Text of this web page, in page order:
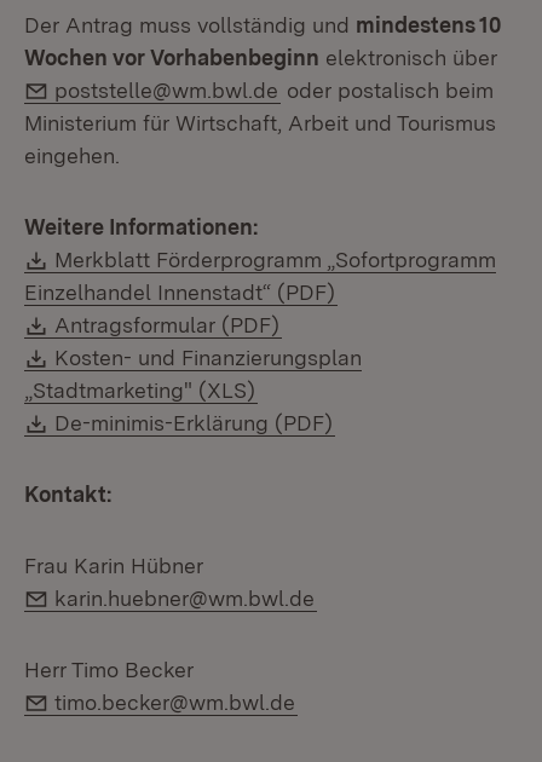
Der Antrag muss vollständig und mindestens 10
Wochen vor Vorhabenbeginn elektronisch über
E-Mail:
poststelle@wm.bwl.de oder postalisch beim
Ministerium für Wirtschaft, Arbeit und Tourismus
eingehen.
Weitere Informationen:
Download:
Merkblatt Förderprogramm „Sofortprogramm
Einzelhandel Innenstadt“ (PDF)
Download:
Antragsformular (PDF)
Download:
Kosten- und Finanzierungsplan
„Stadtmarketing" (XLS)
Download:
De-minimis-Erklärung (PDF)
Kontakt:
Frau Karin Hübner
E-Mail:
karin.huebner@wm.bwl.de
Herr Timo Becker
E-Mail:
timo.becker@wm.bwl.de